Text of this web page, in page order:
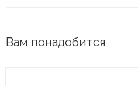
Вам понадобится